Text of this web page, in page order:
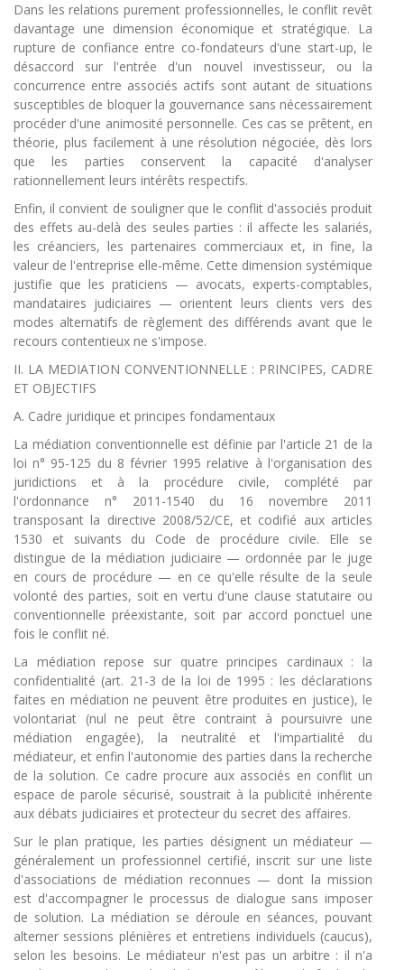
Dans les relations purement professionnelles, le conflit revêt
davantage une dimension économique et stratégique. La
rupture de confiance entre co-fondateurs d'une start-up, le
désaccord sur l'entrée d'un nouvel investisseur, ou la
concurrence entre associés actifs sont autant de situations
susceptibles de bloquer la gouvernance sans nécessairement
procéder d'une animosité personnelle. Ces cas se prêtent, en
théorie, plus facilement à une résolution négociée, dès lors
que les parties conservent la capacité d'analyser
rationnellement leurs intérêts respectifs.
Enfin, il convient de souligner que le conflit d'associés produit
des effets au-delà des seules parties : il affecte les salariés,
les créanciers, les partenaires commerciaux et, in fine, la
valeur de l'entreprise elle-même. Cette dimension systémique
justifie que les praticiens — avocats, experts-comptables,
mandataires judiciaires — orientent leurs clients vers des
modes alternatifs de règlement des différends avant que le
recours contentieux ne s'impose.
II. LA MEDIATION CONVENTIONNELLE : PRINCIPES, CADRE
ET OBJECTIFS
A. Cadre juridique et principes fondamentaux
La médiation conventionnelle est définie par l'article 21 de la
loi n° 95-125 du 8 février 1995 relative à l'organisation des
juridictions et à la procédure civile, complété par
l'ordonnance n° 2011-1540 du 16 novembre 2011
transposant la directive 2008/52/CE, et codifié aux articles
1530 et suivants du Code de procédure civile. Elle se
distingue de la médiation judiciaire — ordonnée par le juge
en cours de procédure — en ce qu'elle résulte de la seule
volonté des parties, soit en vertu d'une clause statutaire ou
conventionnelle préexistante, soit par accord ponctuel une
fois le conflit né.
La médiation repose sur quatre principes cardinaux : la
confidentialité (art. 21-3 de la loi de 1995 : les déclarations
faites en médiation ne peuvent être produites en justice), le
volontariat (nul ne peut être contraint à poursuivre une
médiation engagée), la neutralité et l'impartialité du
médiateur, et enfin l'autonomie des parties dans la recherche
de la solution. Ce cadre procure aux associés en conflit un
espace de parole sécurisé, soustrait à la publicité inhérente
aux débats judiciaires et protecteur du secret des affaires.
Sur le plan pratique, les parties désignent un médiateur —
généralement un professionnel certifié, inscrit sur une liste
d'associations de médiation reconnues — dont la mission
est d'accompagner le processus de dialogue sans imposer
de solution. La médiation se déroule en séances, pouvant
alterner sessions plénières et entretiens individuels (caucus),
selon les besoins. Le médiateur n'est pas un arbitre : il n'a